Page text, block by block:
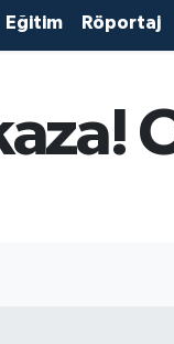
Eğitim Röportaj